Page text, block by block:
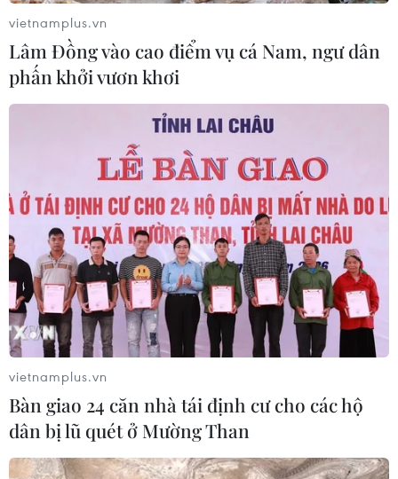
vietnamplus.vn
Lâm Đồng vào cao điểm vụ cá Nam, ngư dân
phấn khởi vươn khơi
vietnamplus.vn
Bàn giao 24 căn nhà tái định cư cho các hộ
dân bị lũ quét ở Mường Than